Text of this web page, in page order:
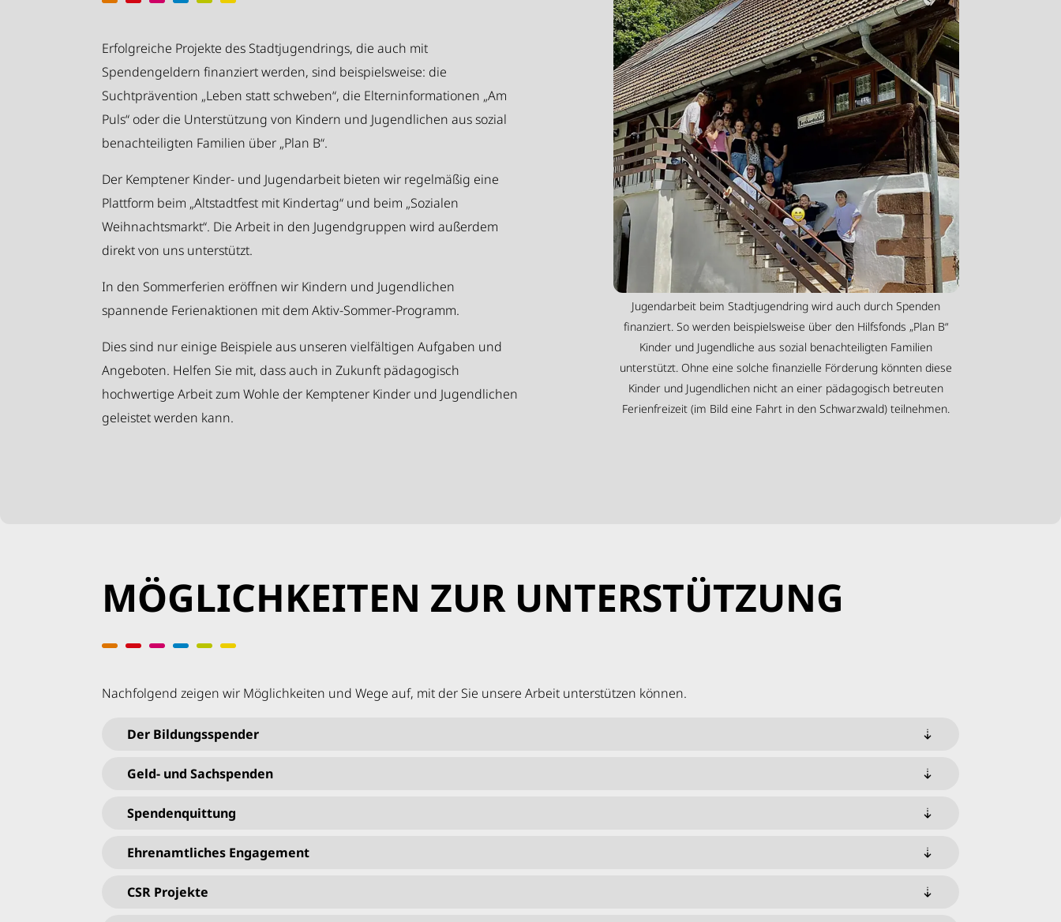
Erfolgreiche Projekte des Stadtjugendrings, die auch mit
Spendengeldern finanziert werden, sind beispielsweise: die
Suchtprävention „Leben statt schweben“, die Elterninformationen „Am
Puls“ oder die Unterstützung von Kindern und Jugendlichen aus sozial
benachteiligten Familien über „Plan B“.
Der Kemptener Kinder- und Jugendarbeit bieten wir regelmäßig eine
Plattform beim „Altstadtfest mit Kindertag“ und beim „Sozialen
Weihnachtsmarkt“. Die Arbeit in den Jugendgruppen wird außerdem
direkt von uns unterstützt.
In den Sommerferien eröffnen wir Kindern und Jugendlichen
spannende Ferienaktionen mit dem Aktiv-Sommer-Programm.
Dies sind nur einige Beispiele aus unseren vielfältigen Aufgaben und
Angeboten. Helfen Sie mit, dass auch in Zukunft pädagogisch
hochwertige Arbeit zum Wohle der Kemptener Kinder und Jugendlichen
geleistet werden kann.
Jugendarbeit beim Stadtjugendring wird auch durch Spenden
finanziert. So werden beispielsweise über den Hilfsfonds „Plan B“
Kinder und Jugendliche aus sozial benachteiligten Familien
unterstützt. Ohne eine solche finanzielle Förderung könnten diese
Kinder und Jugendlichen nicht an einer pädagogisch betreuten
Ferienfreizeit (im Bild eine Fahrt in den Schwarzwald) teilnehmen.
MÖGLICHKEITEN ZUR UNTERSTÜTZUNG
Nachfolgend zeigen wir Möglichkeiten und Wege auf, mit der Sie unsere Arbeit unterstützen können.
Der Bildungsspender
Geld- und Sachspenden
Spendenquittung
Ehrenamtliches Engagement
CSR Projekte